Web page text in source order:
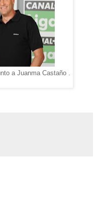
a Juanma Castaño .